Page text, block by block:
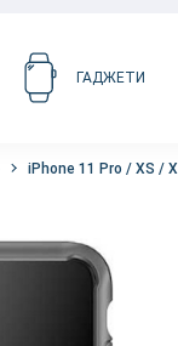
ГАДЖЕТИ
iPhone 11 Pro / XS / X